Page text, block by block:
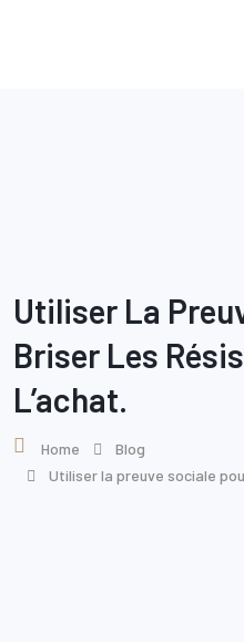
Utiliser La
Briser Les
L’achat.
Home
Blog
Utiliser la preuve sociale